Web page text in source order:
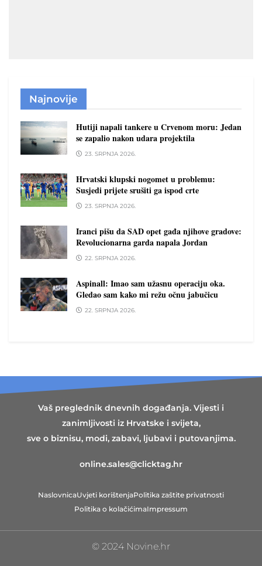
Najnovije
Hutiji napali tankere u Crvenom moru: Jedan
se zapalio nakon udara projektila
23. SRPNJA 2026.
Hrvatski klupski nogomet u problemu:
Susjedi prijete srušiti ga ispod crte
23. SRPNJA 2026.
Iranci pišu da SAD opet gađa njihove gradove:
Revolucionarna garda napala Jordan
22. SRPNJA 2026.
Aspinall: Imao sam užasnu operaciju oka.
Gledao sam kako mi režu očnu jabučicu
22. SRPNJA 2026.
Vaš preglednik dnevnih događanja. Vijesti i
zanimljivosti iz Hrvatske i svijeta,
sve o biznisu, modi, zabavi, ljubavi i putovanjima.
online.sales@clicktag.hr
NaslovnicaUvjeti korištenjaPolitika zaštite privatnosti
Politika o kolačićimaImpressum
© 2024 Novine.hr